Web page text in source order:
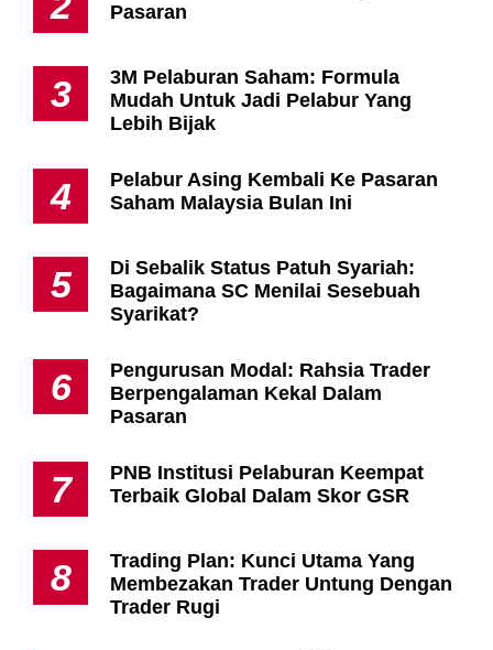
Pasaran
3
3M Pelaburan Saham: Formula
Mudah Untuk Jadi Pelabur Yang
Lebih Bijak
4
Pelabur Asing Kembali Ke Pasaran
Saham Malaysia Bulan Ini
5
Di Sebalik Status Patuh Syariah:
Bagaimana SC Menilai Sesebuah
Syarikat?
6
Pengurusan Modal: Rahsia Trader
Berpengalaman Kekal Dalam
Pasaran
7
PNB Institusi Pelaburan Keempat
Terbaik Global Dalam Skor GSR
8
Trading Plan: Kunci Utama Yang
Membezakan Trader Untung Dengan
Trader Rugi